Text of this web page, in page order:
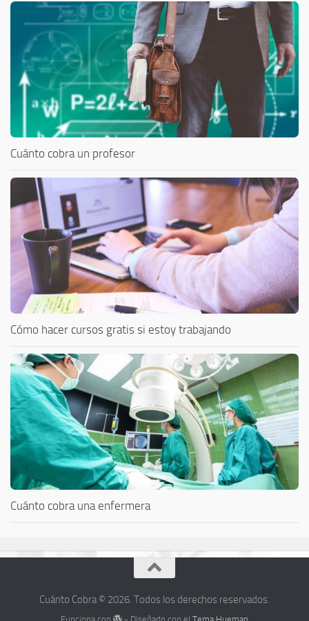
Cuánto cobra un profesor
Cómo hacer cursos gratis si estoy trabajando
Cuánto cobra una enfermera
Cuánto Cobra © 2026. Todos los derechos reservados.